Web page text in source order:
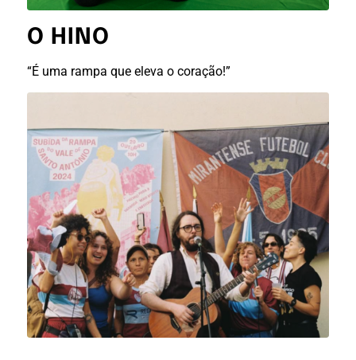
O HINO
“É uma rampa que eleva o coração!”